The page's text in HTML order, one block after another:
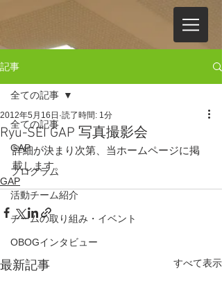
記事
全ての記事
GAP
プログラム
活動チーム紹介
チームの取り組み・イベント
OBOGインタビュー
全ての記事
Ryu-SEI GAP 写真撮影会
2012年5月16日 読了時間: 1分
詳細が決まり次第、当ホームページに掲
載します。
GAP
最新記事 すべて表示